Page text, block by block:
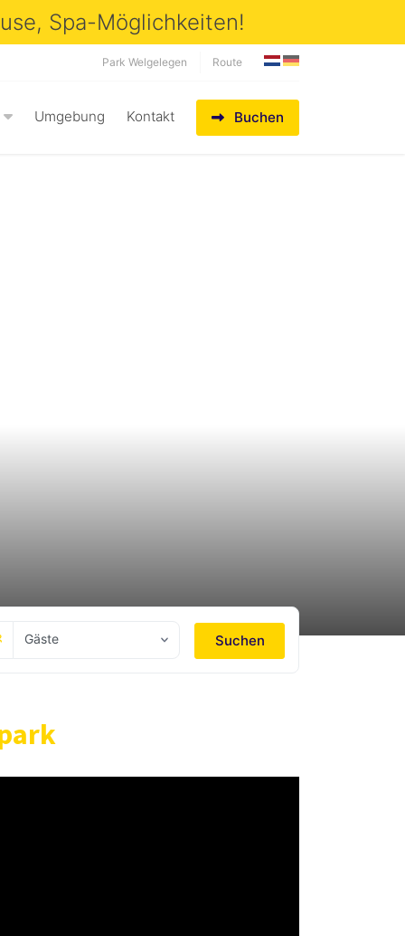
Spa-Möglichkeiten!
Park Welgelegen Route
Umgebung Kontakt Buchen
Gäste Suchen